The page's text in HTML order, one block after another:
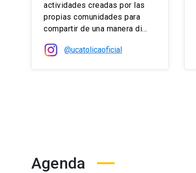
actividades creadas por las
propias comunidades para
compartir de una manera di...
@ucatolicaoficial
Agenda